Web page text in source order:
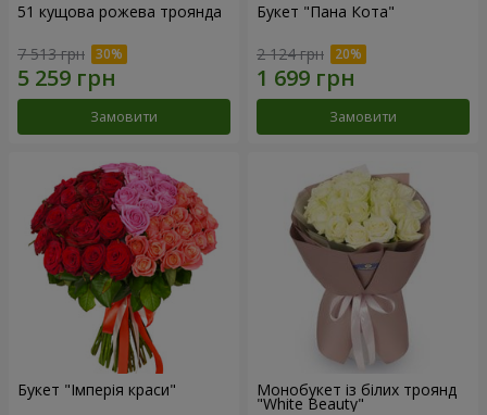
51 кущова рожева троянда
7 513 грн
Замовити
Букет "Пана Кота"
2 124 грн
Замовити
Букет "Імперія краси" Монобукет із білих троянд
"White Beauty"